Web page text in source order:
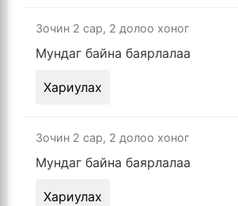
Зочин 2 сар, 2 долоо хоног
Мундаг байна баярлалаа
Хариулах
Зочин 2 сар, 2 долоо хоног
Мундаг байна баярлалаа
Хариулах